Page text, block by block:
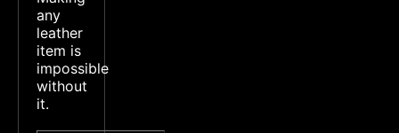
any
leather
item is
impossible
without
it.